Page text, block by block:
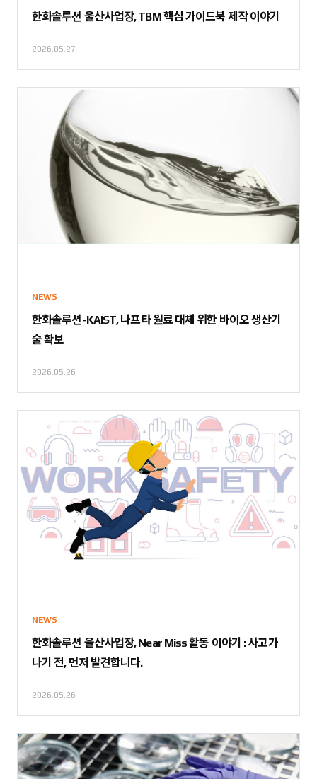
한화솔루션 울산사업장, TBM 핵심 가이드북 제작 이야기
2026.05.27
NEWS
한화솔루션-KAIST, 나프타 원료 대체 위한 바이오 생산기
술 확보
2026.05.26
NEWS
한화솔루션 울산사업장, Near Miss 활동 이야기 : 사고가
나기 전, 먼저 발견합니다.
2026.05.26